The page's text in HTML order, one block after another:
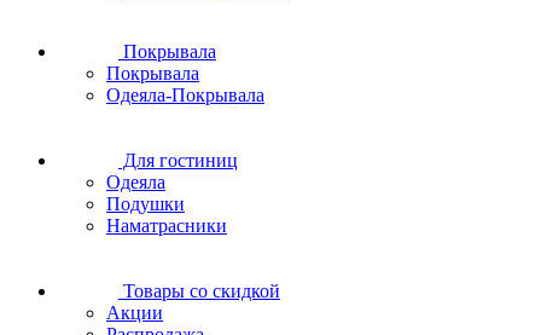
Покрывала
Покрывала
Одеяла-Покрывала
Для гостиниц
Одеяла
Подушки
Наматрасники
Товары со скидкой
Акции